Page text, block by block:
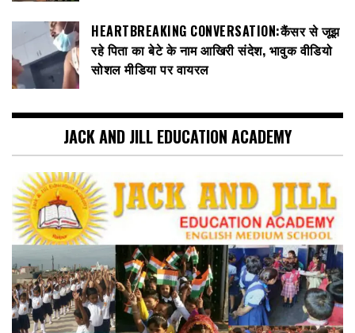
HEARTBREAKING CONVERSATION:कैंसर से जूझ
रहे पिता का बेटे के नाम आखिरी संदेश, भावुक वीडियो
सोशल मीडिया पर वायरल
JACK AND JILL EDUCATION ACADEMY